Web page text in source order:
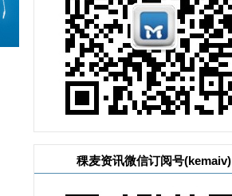
稞麦资讯微信订阅号(kemaiv)